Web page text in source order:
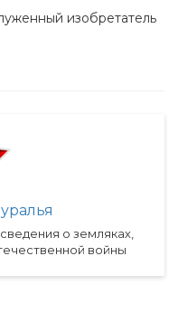
изобретатель
о земляках,
войны